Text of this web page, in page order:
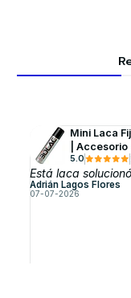
Mini Laca
| Accesorio
5.0
Está laca
Adrián Lagos Flores
07-07-2026